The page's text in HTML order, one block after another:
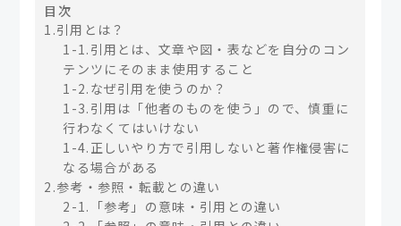
目次
1.引用とは？
1-1.引用とは、文章や図・表などを自分のコン
テンツにそのまま使用すること
1-2.なぜ引用を使うのか？
1-3.引用は「他者のものを使う」ので、慎重に
行わなくてはいけない
1-4.正しいやり方で引用しないと著作権侵害に
なる場合がある
2.参考・参照・転載との違い
2-1.「参考」の意味・引用との違い